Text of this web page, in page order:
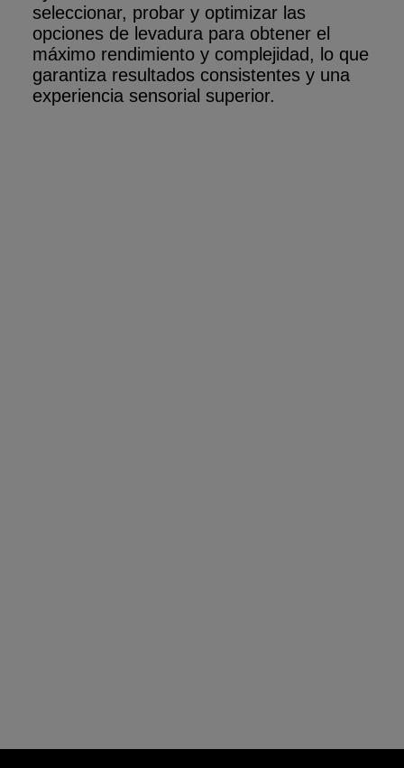
seleccionar, probar y optimizar las
opciones de levadura para obtener el
máximo rendimiento y complejidad, lo que
garantiza resultados consistentes y una
experiencia sensorial superior.